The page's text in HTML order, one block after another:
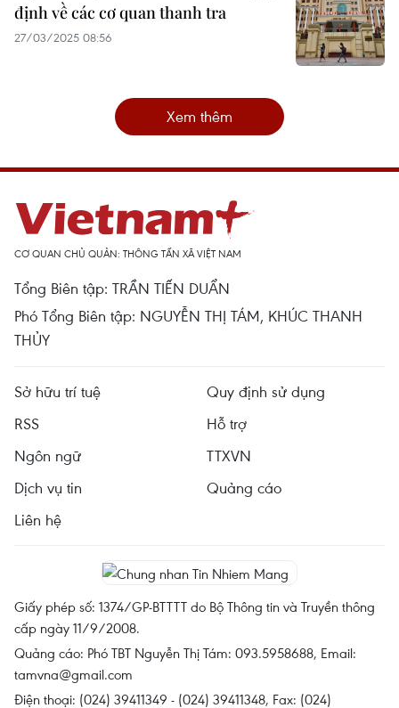
định về các cơ quan thanh tra
27/03/2025 08:56
Xem thêm
CƠ QUAN CHỦ QUẢN: THÔNG TẤN XÃ VIỆT NAM
Tổng Biên tập: TRẦN TIẾN DUẨN
Phó Tổng Biên tập: NGUYỄN THỊ TÁM, KHÚC THANH
THỦY
Sở hữu trí tuệ
Quy định sử dụng
RSS
Hỗ trợ
Ngôn ngữ
TTXVN
Dịch vụ tin
Quảng cáo
Liên hệ
Giấy phép số: 1374/GP-BTTTT do Bộ Thông tin và Truyền thông
cấp ngày 11/9/2008.
Quảng cáo: Phó TBT Nguyễn Thị Tám: 093.5958688, Email:
tamvna@gmail.com
Điện thoại: (024) 39411349 - (024) 39411348, Fax: (024)